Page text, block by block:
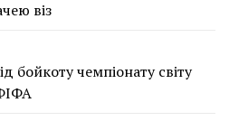
віз
бойкоту чемпіонату світу